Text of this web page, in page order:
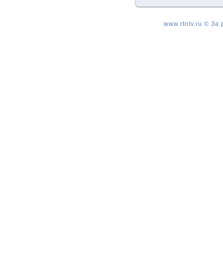
www.rtntv.ru © За